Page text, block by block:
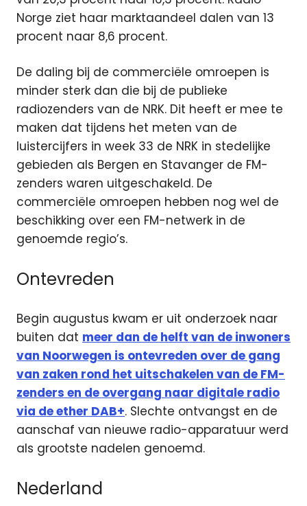
Norge ziet haar marktaandeel dalen van 13
procent naar 8,6 procent.
De daling bij de commerciële omroepen is
minder sterk dan die bij de publieke
radiozenders van de NRK. Dit heeft er mee te
maken dat tijdens het meten van de
luistercijfers in week 33 de NRK in stedelijke
gebieden als Bergen en Stavanger de FM-
zenders waren uitgeschakeld. De
commerciële omroepen hebben nog wel de
beschikking over een FM-netwerk in de
genoemde regio’s.
Ontevreden
Begin augustus kwam er uit onderzoek naar
buiten dat meer dan de helft van de inwoners
van Noorwegen is ontevreden over de gang
van zaken rond het uitschakelen van de FM-
zenders en de overgang naar digitale radio
via de ether DAB+. Slechte ontvangst en de
aanschaf van nieuwe radio-apparatuur werd
als grootste nadelen genoemd.
Nederland